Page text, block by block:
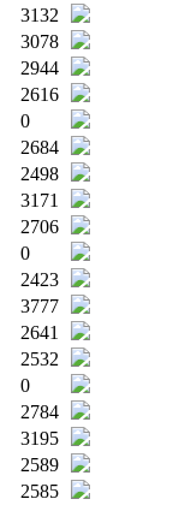
3132
3078
2944
2616
0
2684
2498
3171
2706
0
2423
3777
2641
2532
0
2784
3195
2589
2585